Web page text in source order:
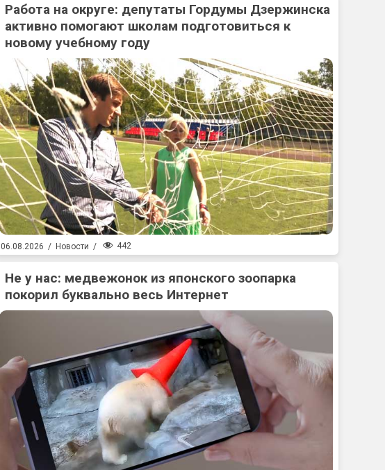
Работа на округе: депутаты Гордумы Дзержинска
активно помогают школам подготовиться к
новому учебному году
06.08.2026 / Новости / 442
Не у нас: медвежонок из японского зоопарка
покорил буквально весь Интернет